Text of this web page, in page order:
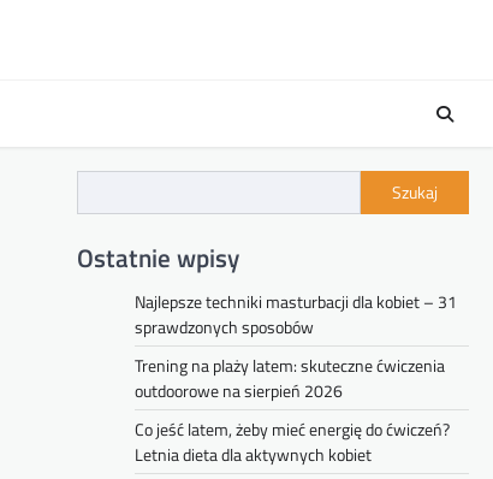
Szukaj
Ostatnie wpisy
Najlepsze techniki masturbacji dla kobiet – 31
sprawdzonych sposobów
Trening na plaży latem: skuteczne ćwiczenia
outdoorowe na sierpień 2026
Co jeść latem, żeby mieć energię do ćwiczeń?
Letnia dieta dla aktywnych kobiet